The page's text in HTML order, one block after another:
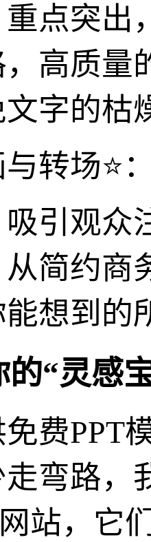
点突出
高质量
字的枯
转场⭐
引观众
简约商
想到的
“灵感
费PPT
弯路，
站，它